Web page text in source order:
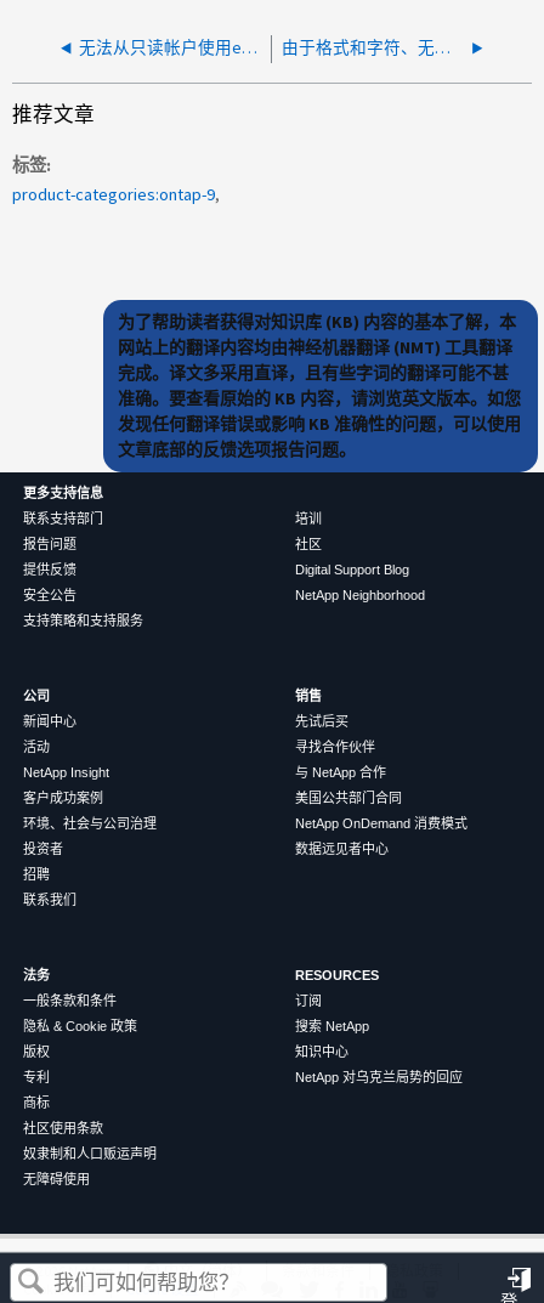
无法从只读帐户使用echo命令 由于格式和字符、无法在ONTAP系统管理器上载ONTAP映像
这篇文章对您有帮助吗？
推荐文章
标签
product-categories:ontap-9
为了帮助读者获得对知识库 (KB) 内容的基本了解，本
网站上的翻译内容均由神经机器翻译 (NMT) 工具翻译
完成。译文多采用直译，且有些字词的翻译可能不甚
准确。要查看原始的 KB 内容，请浏览英文版本。如您
发现任何翻译错误或影响 KB 准确性的问题，可以使用
文章底部的反馈选项报告问题。
更多支持信息
联系支持部门
报告问题
提供反馈
安全公告
支持策略和支持服务
培训
社区
Digital Support Blog
NetApp Neighborhood
公司
新闻中心
活动
NetApp Insight
客户成功案例
环境、社会与公司治理
投资者
招聘
联系我们
销售
先试后买
寻找合作伙伴
与 NetApp 合作
美国公共部门合同
NetApp OnDemand 消费模式
数据远见者中心
法务
一般条款和条件
隐私 & Cookie 政策
版权
专利
商标
社区使用条款
奴隶制和人口贩运声明
无障碍使用
RESOURCES
订阅
搜索 NetApp
知识中心
NetApp 对乌克兰局势的回应
©2026NetApp 中文（简体） 条款和条件
隐私政策
Cookie 政策
Cookie 设置